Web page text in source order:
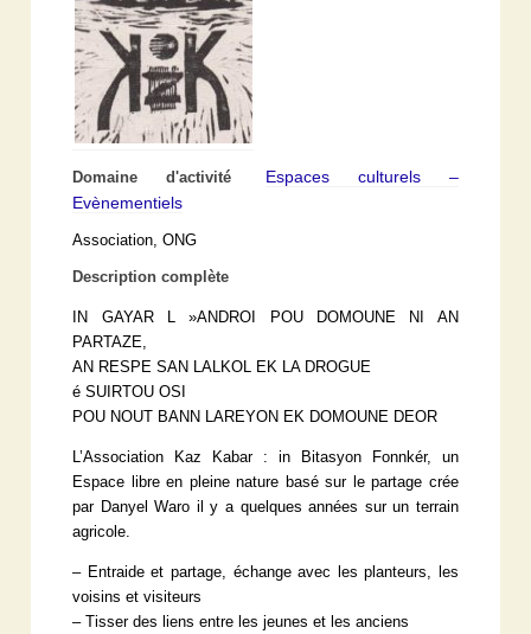
Domaine d'activité
Espaces culturels –
Evènementiels
Association, ONG
Description complète
IN GAYAR L »ANDROI POU DOMOUNE NI AN
PARTAZE,
AN RESPE SAN LALKOL EK LA DROGUE
é SUIRTOU OSI
POU NOUT BANN LAREYON EK DOMOUNE DEOR
L’Association Kaz Kabar : in Bitasyon Fonnkér, un
Espace libre en pleine nature basé sur le partage crée
par Danyel Waro il y a quelques années sur un terrain
agricole.
– Entraide et partage, échange avec les planteurs, les
voisins et visiteurs
– Tisser des liens entre les jeunes et les anciens